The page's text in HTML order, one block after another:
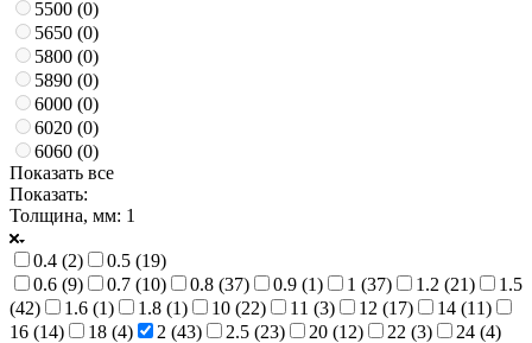
5500 (0)
5650 (0)
5800 (0)
5890 (0)
6000 (0)
6020 (0)
6060 (0)
Показать все
Показать:
Толщина, мм: 1
0.4 (2) 0.5 (19)
0.6 (9) 0.7 (10) 0.8 (37) 0.9 (1) 1 (37) 1.2 (21)
1.5
(42) 1.6 (1) 1.8 (1) 10 (22) 11 (3) 12 (17) 14 (11)
16 (14) 18 (4) 2 (43) 2.5 (23) 20 (12) 22 (3) 24 (4)